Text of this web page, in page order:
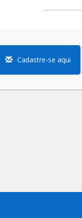
Cadastre-se aqui